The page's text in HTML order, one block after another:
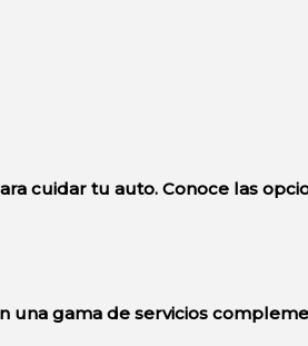
cuidar tu auto. Conoce las
una gama de servicios